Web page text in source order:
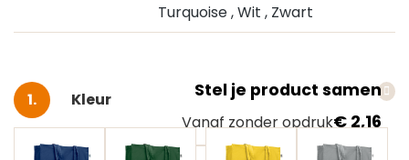
Turquoise, Wit , Zwart
Stel je product samen
Vanaf zonder opdruk€ 2,16
Selecteer
Kleur